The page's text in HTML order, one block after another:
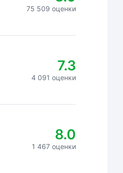
75 509 оценки
7.3
4 091 оценки
8.0
1 467 оценки